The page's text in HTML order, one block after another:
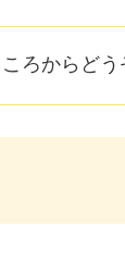
ろからどう